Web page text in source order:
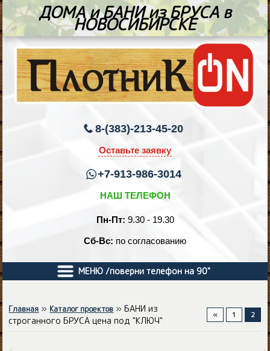
ДОМА и БАНИ из БРУСА в
НОВОСИБИРСКЕ
8-(383)-213-45-20
Оставьте заявку
+7-913-986-3014
НАШ ТЕЛЕФОН
Пн-Пт: 9.30 - 19.30
Сб-Вс: по согласованию
МЕНЮ /поверни телефон на 90"
Главная » Каталог проектов » БАНИ из
строганного БРУСА цена под "КЛЮЧ"
« 1 2